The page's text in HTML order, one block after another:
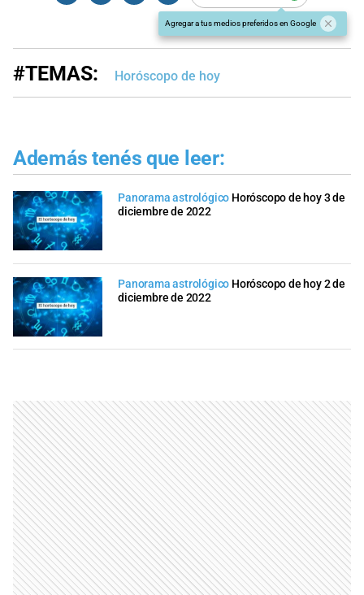
Agregar a tus medios preferidos en Google
#TEMAS: Horóscopo de hoy
Además tenés que leer:
Panorama astrológico Horóscopo de hoy 3 de
diciembre de 2022
Panorama astrológico Horóscopo de hoy 2 de
diciembre de 2022